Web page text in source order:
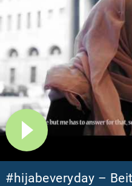
#hijabeveryday –